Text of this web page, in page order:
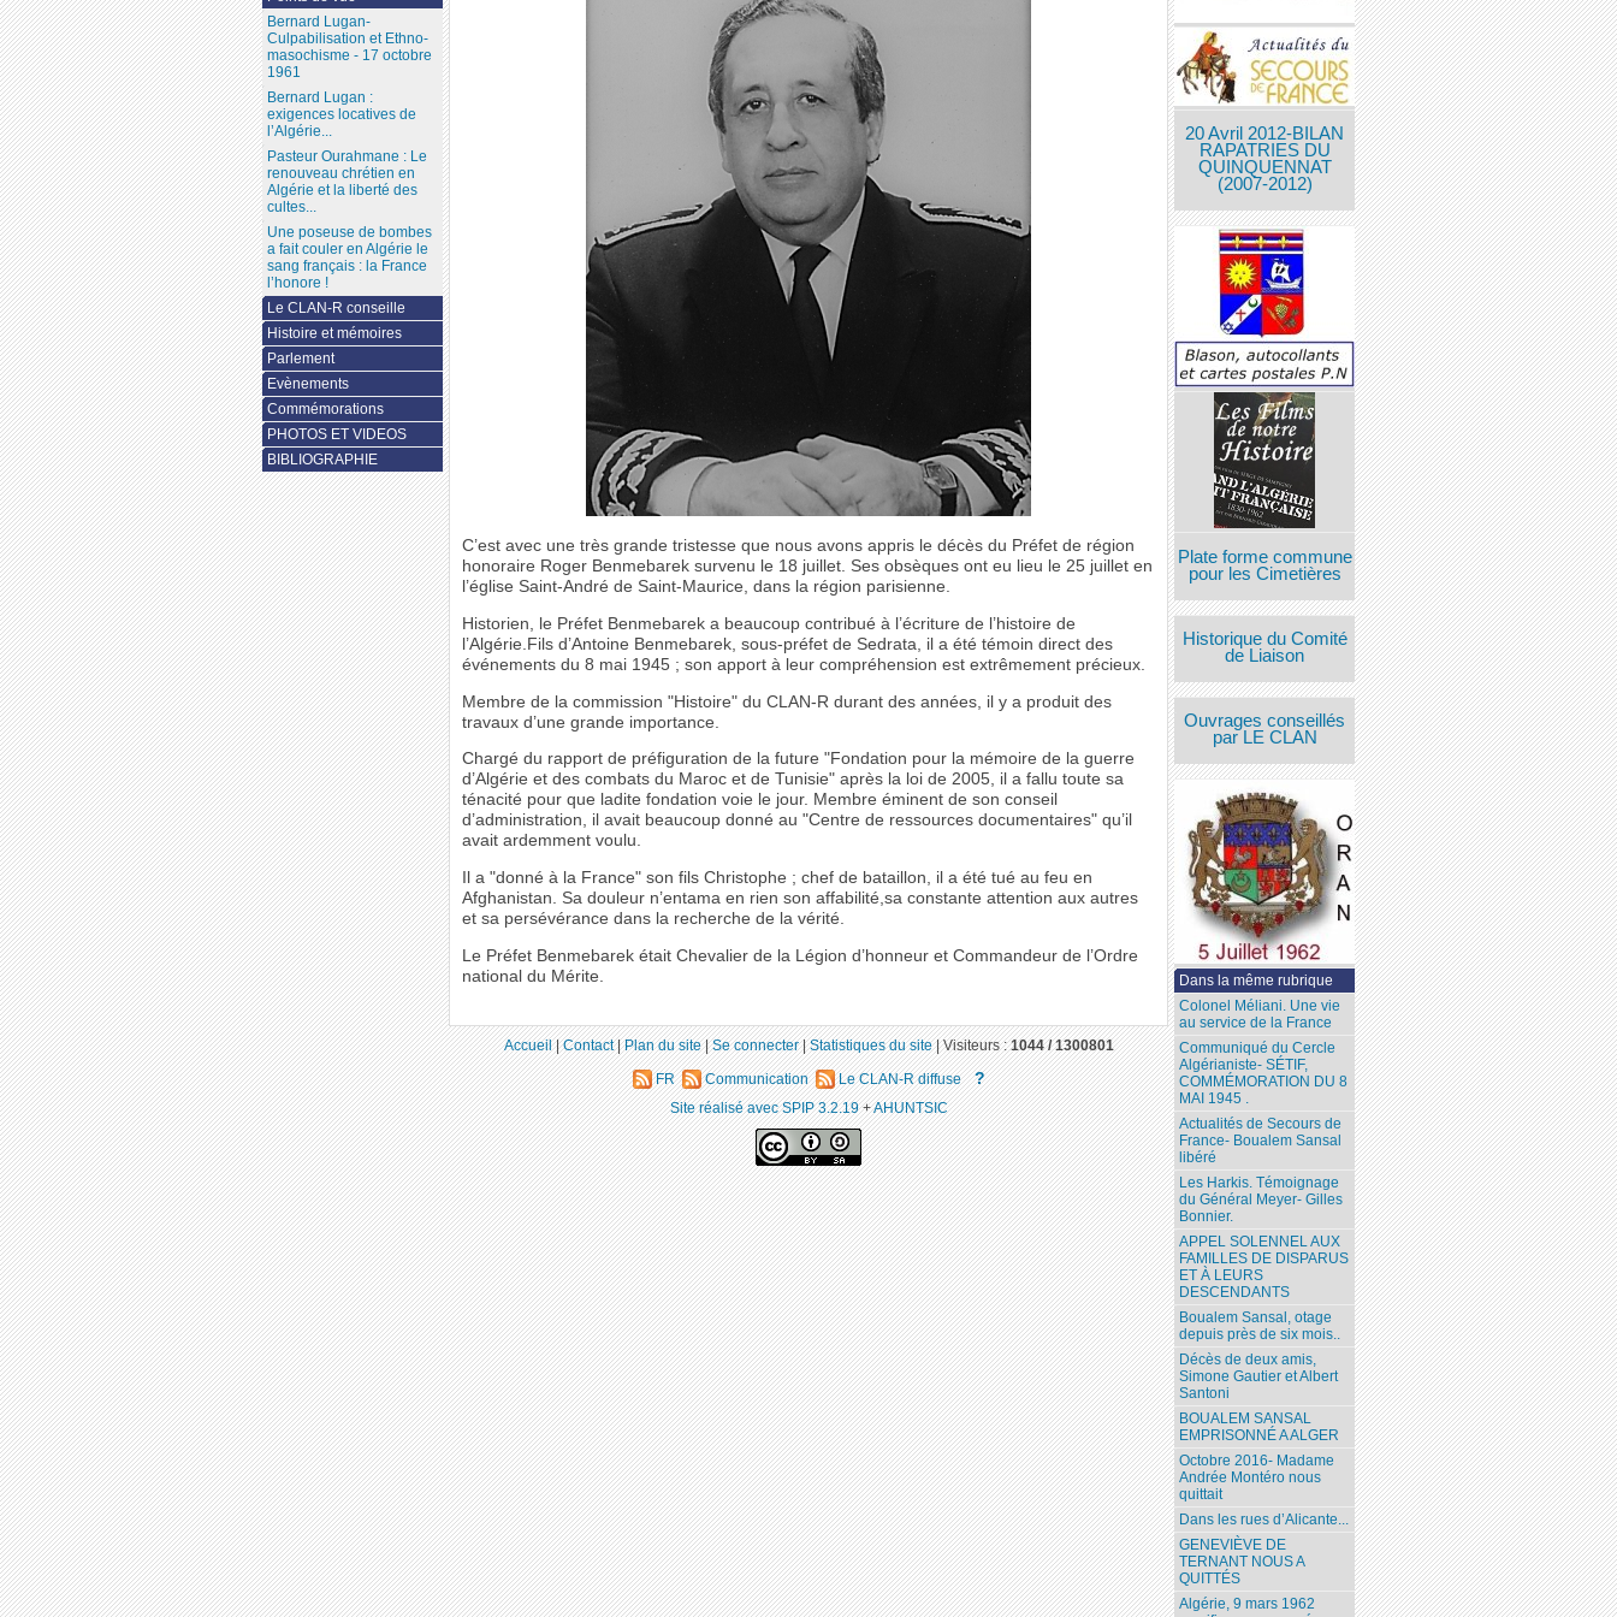
C’est avec une très grande tristesse que nous avons appris le décès du Préfet de région
honoraire Roger Benmebarek survenu le 18 juillet. Ses obsèques ont eu lieu le 25 juillet en
l’église Saint-André de Saint-Maurice, dans la région parisienne.
Historien, le Préfet Benmebarek a beaucoup contribué à l’écriture de l’histoire de
l’Algérie.Fils d’Antoine Benmebarek, sous-préfet de Sedrata, il a été témoin direct des
événements du 8 mai 1945 ; son apport à leur compréhension est extrêmement précieux.
Membre de la commission "Histoire" du CLAN-R durant des années, il y a produit des
travaux d’une grande importance.
Chargé du rapport de préfiguration de la future "Fondation pour la mémoire de la guerre
d’Algérie et des combats du Maroc et de Tunisie" après la loi de 2005, il a fallu toute sa
ténacité pour que ladite fondation voie le jour. Membre éminent de son conseil
d’administration, il avait beaucoup donné au "Centre de ressources documentaires" qu’il
avait ardemment voulu.
Il a "donné à la France" son fils Christophe ; chef de bataillon, il a été tué au feu en
Afghanistan. Sa douleur n’entama en rien son affabilité,sa constante attention aux autres
et sa persévérance dans la recherche de la vérité.
Le Préfet Benmebarek était Chevalier de la Légion d’honneur et Commandeur de l’Ordre
national du Mérite.
20 Avril 2012-BILAN
RAPATRIES DU
QUINQUENNAT
(2007-2012)
Plate forme commune
pour les Cimetières
Historique du Comité
de Liaison
Ouvrages conseillés
par LE CLAN
Dans la même rubrique
Colonel Méliani. Une vie
au service de la France
Communiqué du Cercle
Algérianiste- SÉTIF,
COMMÉMORATION DU 8
MAI 1945 .
Actualités de Secours de
France- Boualem Sansal
libéré
Les Harkis. Témoignage
du Général Meyer- Gilles
Bonnier.
APPEL SOLENNEL AUX
FAMILLES DE DISPARUS
ET À LEURS
DESCENDANTS
Boualem Sansal, otage
depuis près de six mois..
Décès de deux amis,
Simone Gautier et Albert
Santoni
BOUALEM SANSAL
EMPRISONNÉ A ALGER
Octobre 2016- Madame
Andrée Montéro nous
quittait
Dans les rues d’Alicante...
GENEVIÈVE DE
TERNANT NOUS A
QUITTÉS
Algérie, 9 mars 1962
Bernard Lugan-
Culpabilisation et Ethno-
masochisme - 17 octobre
1961
Bernard Lugan :
exigences locatives de
l’Algérie...
Pasteur Ourahmane : Le
renouveau chrétien en
Algérie et la liberté des
cultes...
Une poseuse de bombes
a fait couler en Algérie le
sang français : la France
l’honore !
Le CLAN-R conseille
Histoire et mémoires
Parlement
Evènements
Commémorations
PHOTOS ET VIDEOS
BIBLIOGRAPHIE
Accueil|Contact|Plan du site|Se connecter|Statistiques du site|Visiteurs :1044 / 1300801
FR Communication Le CLAN-R diffuse ?
Site réalisé avec SPIP 3.2.19+AHUNTSIC